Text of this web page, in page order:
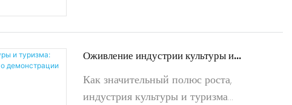
Оживление индустрии культуры и
демонстрации
Как значительный полюс роста,
индустрия культуры и туризма